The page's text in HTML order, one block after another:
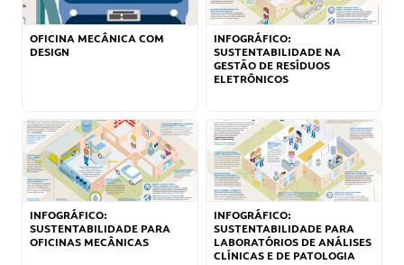
OFICINA MECÂNICA COM
DESIGN
INFOGRÁFICO:
SUSTENTABILIDADE NA
GESTÃO DE RESÍDUOS
ELETRÔNICOS
INFOGRÁFICO:
SUSTENTABILIDADE PARA
OFICINAS MECÂNICAS
INFOGRÁFICO:
SUSTENTABILIDADE PARA
LABORATÓRIOS DE ANÁLISES
CLÍNICAS E DE PATOLOGIA